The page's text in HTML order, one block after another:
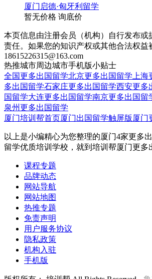
厦门启德·匈牙利留学
暂无价格 询底价
本页信息由注册会员（机构）自行发布
责任。如果您的知识产权或其他合法权
18615226315@163.com
热推城市周边城市手机版小贴士
全国更多出国留学北京更多出国留学 上
多出国留学石家庄更多出国留学西安更多
国留学大连更多出国留学南京更多出国留
泉州更多出国留学
厦门培训帮首页厦门出国留学触屏版 厦门
以上是小编精心为您整理的厦门4家更多
留学优质培训学校，就到培训帮厦门更多
课程专题
品牌动态
网站导航
网站地图
热推专题
免责声明
用户服务协议
隐私政策
机构入驻
手机版